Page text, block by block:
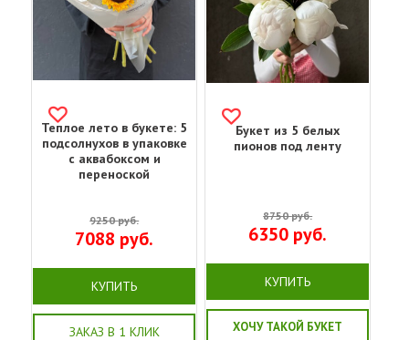
Теплое лето в букете: 5
подсолнухов в упаковке
с аквабоксом и
переноской
9250руб.
7088 руб.
КУПИТЬ
ЗАКАЗ В 1 КЛИК
Букет из 5 белых
пионов под ленту
8750руб.
6350 руб.
КУПИТЬ
ХОЧУ ТАКОЙ БУКЕТ